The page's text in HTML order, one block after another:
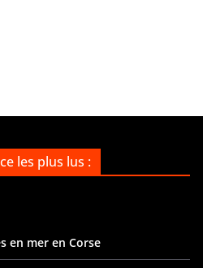
les plus lus :
en mer en Corse